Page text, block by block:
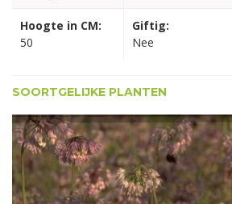
Hoogte in CM:
50
Giftig:
Nee
SOORTGELIJKE PLANTEN